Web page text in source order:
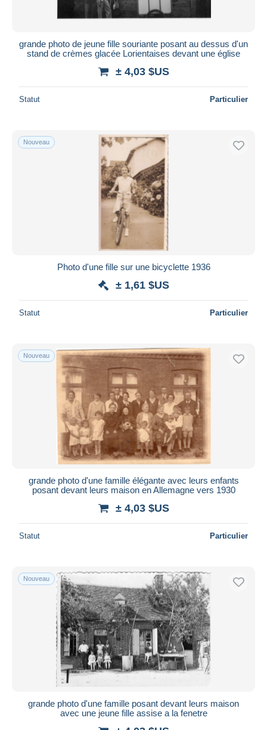
grande photo de jeune fille souriante posant au dessus d'un
stand de crèmes glacée Lorientaises devant une église
± 4,03 $US
Statut Particulier
Nouveau
Photo d'une fille sur une bicyclette 1936
± 1,61 $US
Statut Particulier
Nouveau
grande photo d'une famille élégante avec leurs enfants
posant devant leurs maison en Allemagne vers 1930
± 4,03 $US
Statut Particulier
Nouveau
grande photo d'une famille posant devant leurs maison
avec une jeune fille assise a la fenetre